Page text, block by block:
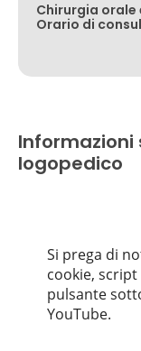
Chirurgia
Orario di
logopedico